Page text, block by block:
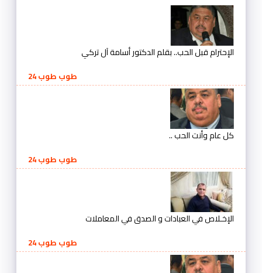
الإحترام قبل الحب.. بقلم الدكتور أسامة آل تركي
طوب طوب 24
كل عام وأنت الحب ..
طوب طوب 24
الإخـلاص في العبادات و الصدق في المعاملات
طوب طوب 24